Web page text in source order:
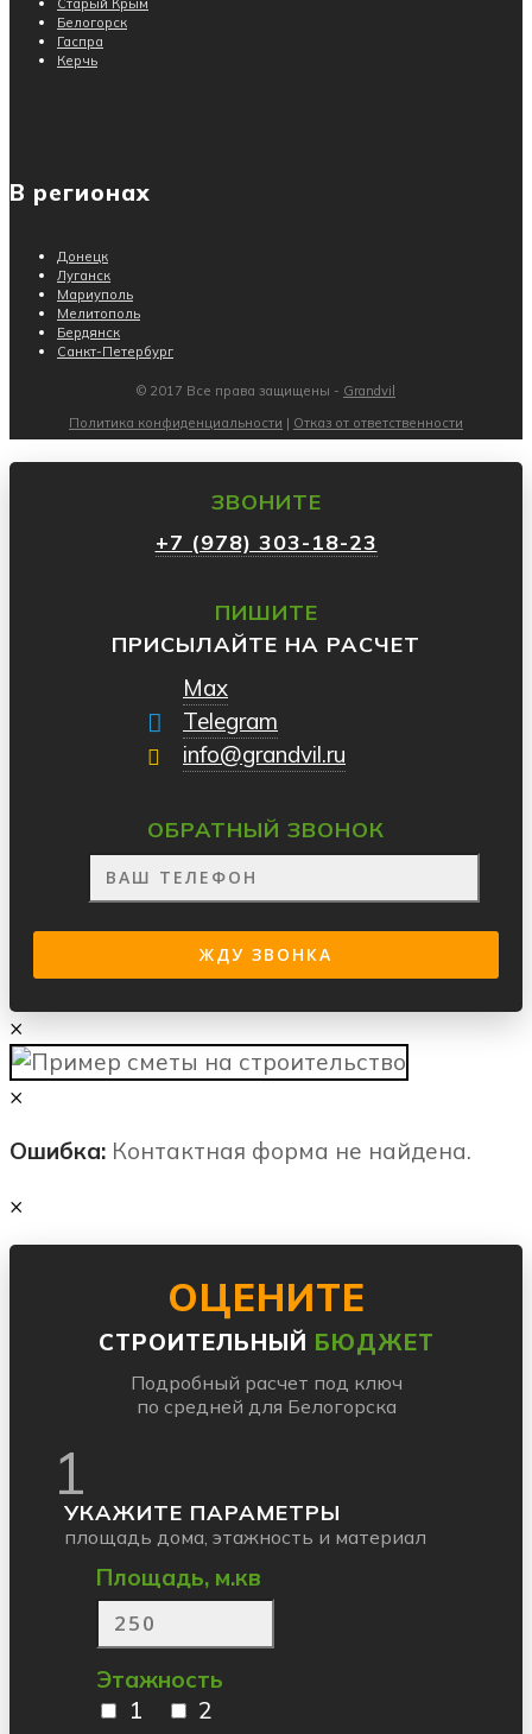
Старый Крым
Белогорск
Гаспра
Керчь
В регионах
Донецк
Луганск
Мариуполь
Мелитополь
Бердянск
Санкт-Петербург
© 2017 Все права защищены - Grandvil
Политика конфиденциальности | Отказ от ответственности
ЗВОНИТЕ
+7 (978) 303-18-23
ПИШИТЕ
ПРИСЫЛАЙТЕ НА РАСЧЕТ
Max
Telegram
info@grandvil.ru
ОБРАТНЫЙ ЗВОНОК
×
×
Ошибка: Контактная форма не найдена.
×
ОЦЕНИТЕ
СТРОИТЕЛЬНЫЙ БЮДЖЕТ
Подробный расчет под ключ
по средней для Белогорска
1
УКАЖИТЕ ПАРАМЕТРЫ
площадь дома, этажность и материал
Площадь, м.кв
Этажность
1
2